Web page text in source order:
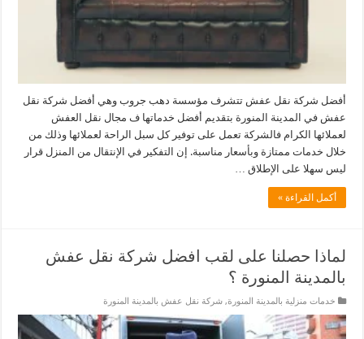
أفضل شركة نقل عفش تتشرف مؤسسة دهب جروب وهي أفضل شركة نقل
عفش في المدينة المنورة بتقديم أفضل خدماتها ف مجال نقل العفش
لعملائها الكرام فالشركة تعمل على توفير كل سبل الراحة لعملائها وذلك من
خلال خدمات ممتازة وبأسعار مناسبة. إن التفكير في الإنتقال من المنزل قرار
ليس سهلا على الإطلاق …
أكمل القراءة »
لماذا حصلنا على لقب افضل شركة نقل عفش
بالمدينة المنورة ؟
خدمات منزلية بالمدينة المنورة,شركة نقل عفش بالمدينة المنورة